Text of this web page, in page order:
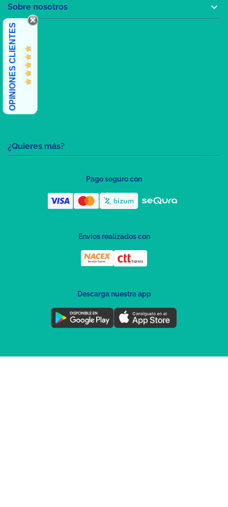
¿Quieres más?
Sobre nosotros 
OPINIONES CLIENTES
Pago seguro con
Envíos realizados con
Descarga nuestra app